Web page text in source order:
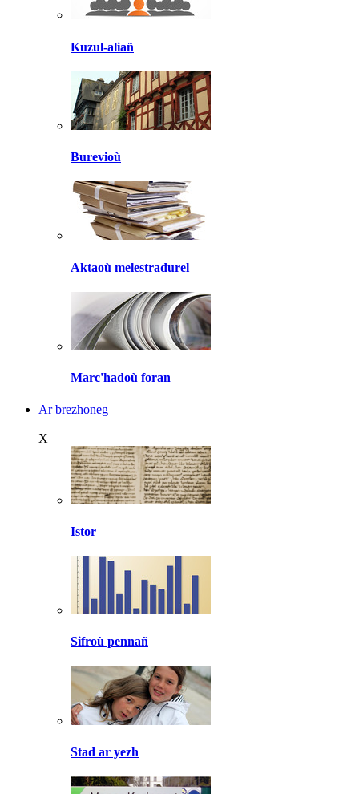
Kuzul-aliañ
Burevioù
Aktaoù melestradurel
Marc'hadoù foran
Ar brezhoneg
X
Istor
Sifroù pennañ
Stad ar yezh